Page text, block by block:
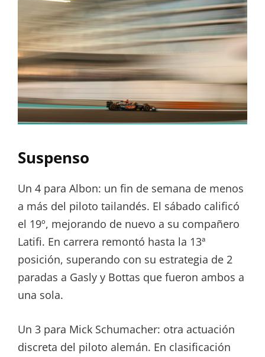
Suspenso
Un 4 para Albon: un fin de semana de menos
a más del piloto tailandés. El sábado calificó
el 19º, mejorando de nuevo a su compañero
Latifi. En carrera remontó hasta la 13ª
posición, superando con su estrategia de 2
paradas a Gasly y Bottas que fueron ambos a
una sola.
Un 3 para Mick Schumacher: otra actuación
discreta del piloto alemán. En clasificación